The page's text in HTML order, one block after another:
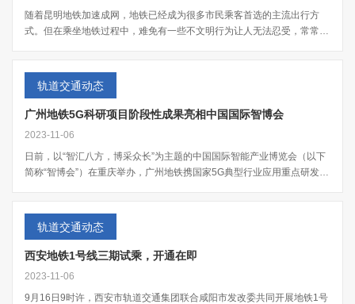
随着昆明地铁加速成网，地铁已经成为很多市民乘客首选的主流出行方
式。但在乘坐地铁过程中，难免有一些不文明行为让人无法忍受，常常引
轨道交通动态
广州地铁5G科研项目阶段性成果亮相中国国际智博会
2023-11-06
日前，以“智汇八方，博采众长”为主题的中国国际智能产业博览会（以下
简称“智博会”）在重庆举办，广州地铁携国家5G典型行业应用重点研发项
轨道交通动态
西安地铁1号线三期试乘，开通在即
2023-11-06
9月16日9时许，西安市轨道交通集团联合咸阳市发改委共同开展地铁1号